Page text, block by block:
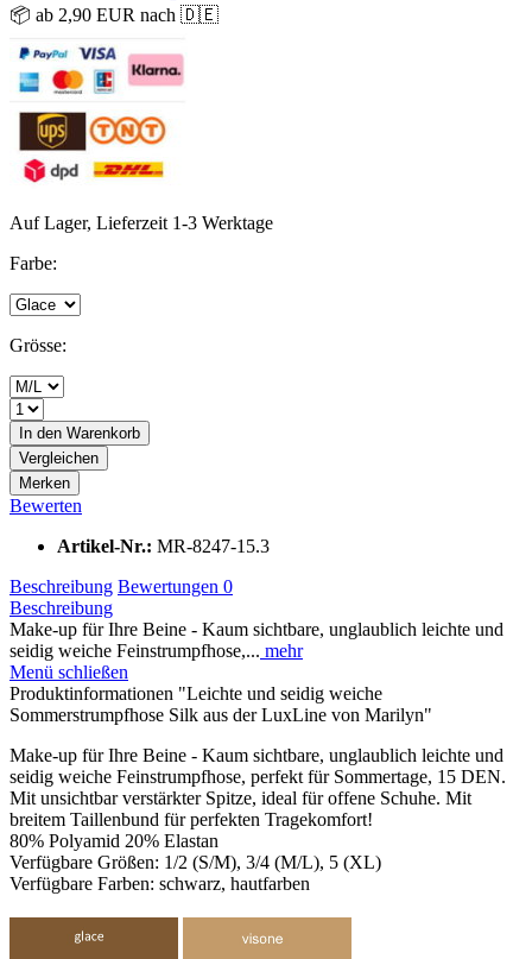
📦 ab 2,90 EUR nach 🇩🇪
Auf Lager, Lieferzeit 1-3 Werktage
Farbe:
Grösse:
In den Warenkorb
Vergleichen
Merken
Bewerten
Artikel-Nr.: MR-8247-15.3
Beschreibung Bewertungen 0
Beschreibung
Make-up für Ihre Beine - Kaum sichtbare, unglaublich leichte und
seidig weiche Feinstrumpfhose,... mehr
Menü schließen
Produktinformationen "Leichte und seidig weiche
Sommerstrumpfhose Silk aus der LuxLine von Marilyn"
Make-up für Ihre Beine - Kaum sichtbare, unglaublich leichte und
seidig weiche Feinstrumpfhose, perfekt für Sommertage, 15 DEN.
Mit unsichtbar verstärkter Spitze, ideal für offene Schuhe. Mit
breitem Taillenbund für perfekten Tragekomfort!
80% Polyamid 20% Elastan
Verfügbare Größen: 1/2 (S/M), 3/4 (M/L), 5 (XL)
Verfügbare Farben: schwarz, hautfarben